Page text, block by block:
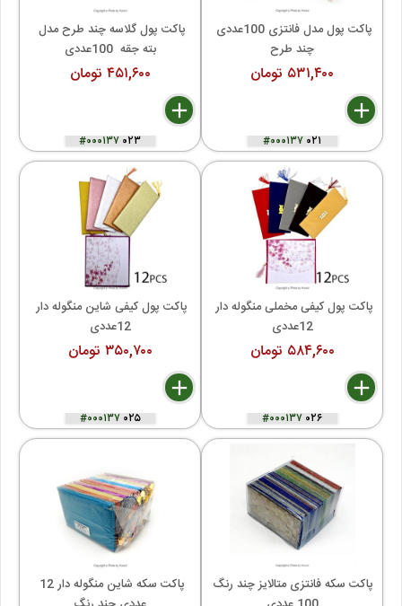
بته جقه  100عددی
۴۵۱,۶۰۰ تومان
delete
remove
add
#۰۰۰۱۳۷۰۲۳
چند طرح
۵۳۱,۴۰۰ تومان
delete
remove
add
#۰۰۰۱۳۷۰۲۱
12عددی
۳۵۰,۷۰۰ تومان
delete
remove
add
#۰۰۰۱۳۷۰۲۵
12عددی
۵۸۴,۶۰۰ تومان
delete
remove
add
#۰۰۰۱۳۷۰۲۶